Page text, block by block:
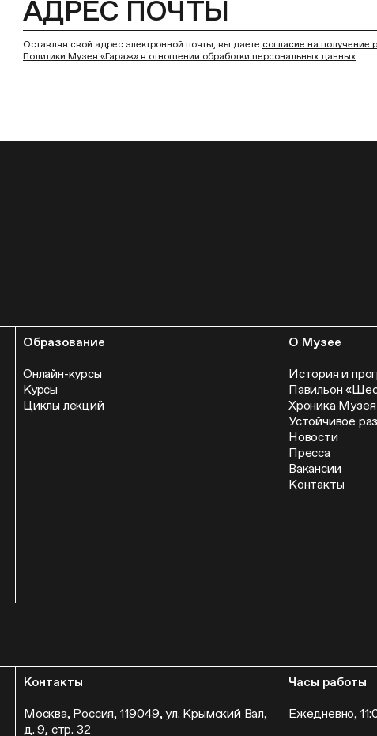
Оставляя свой адрес электронной почты, вы даете согласие на получение
Политики Музея «Гараж» в отношении обработки персональных данных.
Образование
Онлайн-курсы
Курсы
Циклы лекций
О Музее
История и
Павильон
Хроника
Устойчивое
Новости
Пресса
Вакансии
Контакты
Контакты
Москва, Россия, 119049, ул. Крымский Вал,
д. 9, стр. 32
Часы работы
Ежедневно,